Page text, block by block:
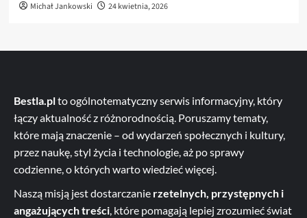
Michał Jankowski 24 kwietnia, 2026
Bestla.plto ogólnotematyczny serwis informacyjny, który
łączy aktualność z różnorodnością. Poruszamy tematy,
które mają znaczenie – od wydarzeń społecznych i kultury,
przez naukę, styl życia i technologie, aż po sprawy
codzienne, o których warto wiedzieć więcej.
Naszą misją jest dostarczanie rzetelnych, przystępnych i
angażujących treści, które pomagają lepiej zrozumieć świat